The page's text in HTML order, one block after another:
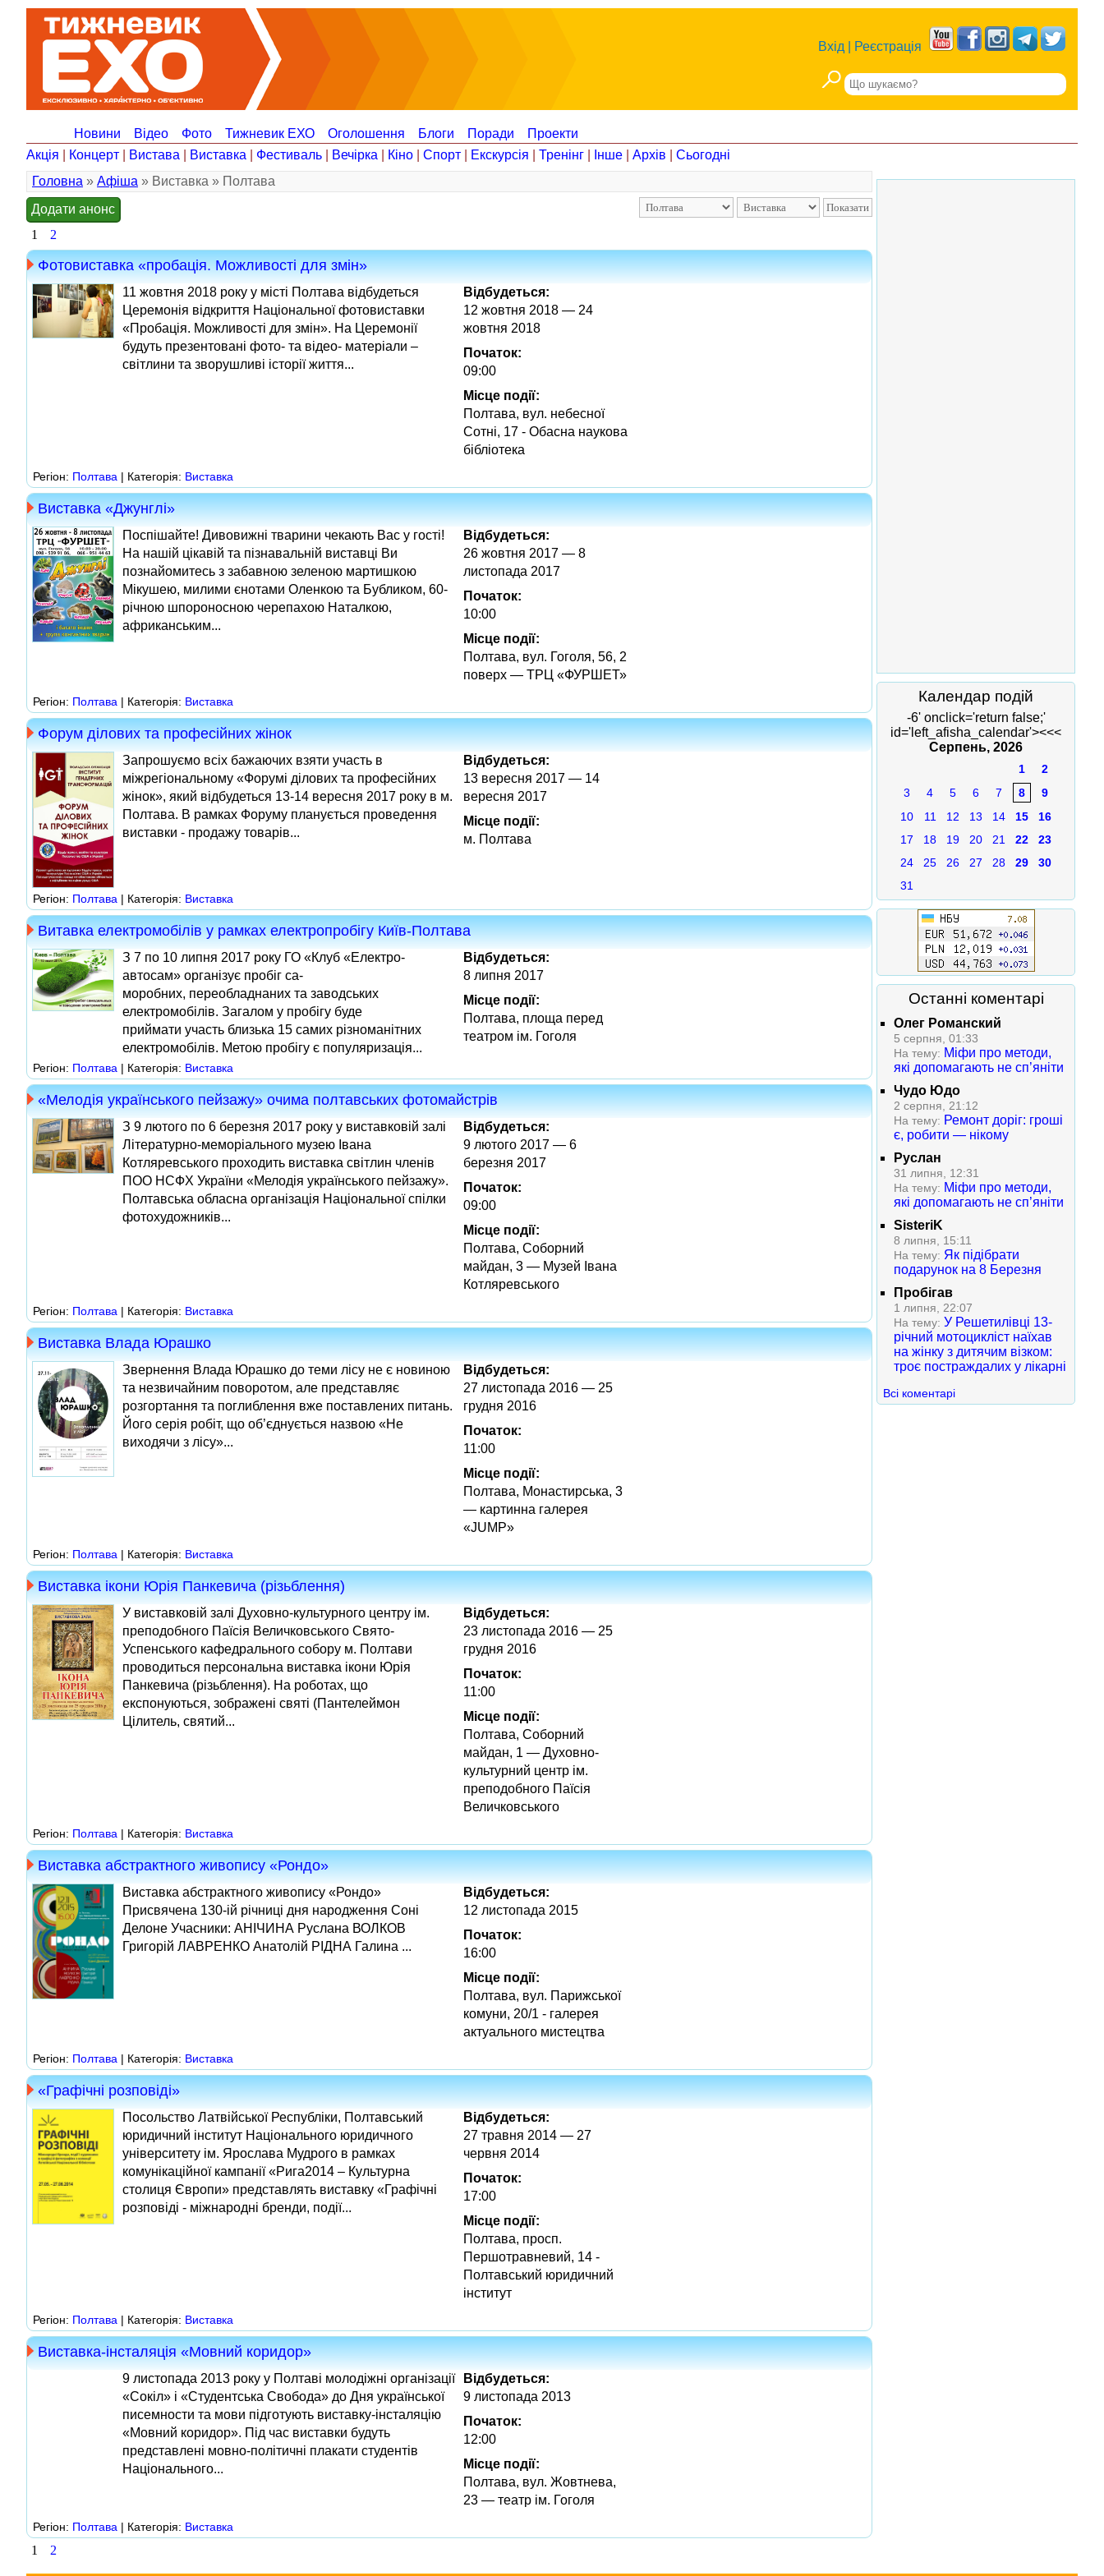
Вхід Реєстрація
Новини Відео Фото Тижневик ЕХО Оголошення Блоги Поради
Проекти
Акція
Концерт Вистава Виставка Фестиваль Вечірка Кіно Спорт Екскурсія Тренінг Інше Архів
Сьогодні
Головна » Афіша » Виставка » Полтава
Додати анонс
1
2
Фотовиставка «пробація. Можливості для змін»
11 жовтня 2018 року у місті Полтава відбудеться
Церемонія відкриття Національної фотовиставки
«Пробація. Можливості для змін». На Церемонії
будуть презентовані фото- та відео- матеріали –
світлини та зворушливі історії життя...
Відбудеться:
12 жовтня 2018 — 24
жовтня 2018
Початок:
09:00
Місце події:
Полтава, вул. небесної
Сотні, 17 - Обасна наукова
бібліотека
Регіон: Полтава | Категорія: Виставка
Виставка «Джунглі»
Поспішайте! Дивовижні тварини чекають Вас у гості!
На нашій цікавій та пізнавальній виставці Ви
познайомитесь з забавною зеленою мартишкою
Мікушею, милими єнотами Оленкою та Бубликом, 60-
річною шпороносною черепахою Наталкою,
африканським...
Відбудеться:
26 жовтня 2017 — 8
листопада 2017
Початок:
10:00
Місце події:
Полтава, вул. Гоголя, 56, 2
поверх — ТРЦ «ФУРШЕТ»
Регіон: Полтава | Категорія: Виставка
Форум ділових та професійних жінок
Запрошуємо всіх бажаючих взяти участь в
міжрегіональному «Форумі ділових та професійних
жінок», який відбудеться 13-14 вересня 2017 року в м.
Полтава. В рамках Форуму планується проведення
виставки - продажу товарів...
Відбудеться:
13 вересня 2017 — 14
вересня 2017
Місце події:
м. Полтава
Регіон: Полтава | Категорія: Виставка
Витавка електромобілів у рамках електропробігу Київ-Полтава
З 7 по 10 липня 2017 року ГО «Клуб «Електро-
автосам» організує пробіг са-
моробних, переобладнаних та заводських
електромобілів. Загалом у пробігу буде
приймати участь близька 15 самих різноманітних
електромобілів. Метою пробігу є популяризація...
Відбудеться:
8 липня 2017
Місце події:
Полтава, площа перед
театром ім. Гоголя
Регіон: Полтава | Категорія: Виставка
«Мелодія українського пейзажу» очима полтавських фотомайстрів
З 9 лютого по 6 березня 2017 року у виставковій залі
Літературно-меморіального музею Івана
Котляревського проходить виставка світлин членів
ПОО НСФХ України «Мелодія українського пейзажу».
Полтавська обласна організація Національної спілки
фотохудожників...
Відбудеться:
9 лютого 2017 — 6
березня 2017
Початок:
09:00
Місце події:
Полтава, Соборний
майдан, 3 — Музей Івана
Котляревського
Регіон: Полтава | Категорія: Виставка
Виставка Влада Юрашко
Звернення Влада Юрашко до теми лісу не є новиною
та незвичайним поворотом, але представляє
розгортання та поглиблення вже поставлених питань.
Його серія робіт, що об’єднується назвою «Не
виходячи з лісу»...
Відбудеться:
27 листопада 2016 — 25
грудня 2016
Початок:
11:00
Місце події:
Полтава, Монастирська, 3
— картинна галерея
«JUMP»
Регіон: Полтава | Категорія: Виставка
Виставка ікони Юрія Панкевича (різьблення)
У виставковій залі Духовно-культурного центру ім.
преподобного Паїсія Величковського Свято-
Успенського кафедрального собору м. Полтави
проводиться персональна виставка ікони Юрія
Панкевича (різьблення). На роботах, що
експонуються, зображені святі (Пантелеймон
Цілитель, святий...
Відбудеться:
23 листопада 2016 — 25
грудня 2016
Початок:
11:00
Місце події:
Полтава, Соборний
майдан, 1 — Духовно-
культурний центр ім.
преподобного Паїсія
Величковського
Регіон: Полтава | Категорія: Виставка
Виставка абстрактного живопису «Рондо»
Виставка абстрактного живопису «Рондо»
Присвячена 130-ій річниці дня народження Соні
Делоне Учасники: АНІЧИНА Руслана ВОЛКОВ
Григорій ЛАВРЕНКО Анатолій РІДНА Галина ...
Відбудеться:
12 листопада 2015
Початок:
16:00
Місце події:
Полтава, вул. Парижської
комуни, 20/1 - галерея
актуального мистецтва
Регіон: Полтава | Категорія: Виставка
«Графічні розповіді»
Посольство Латвійської Республіки, Полтавський
юридичний інститут Національного юридичного
університету ім. Ярослава Мудрого в рамках
комунікаційної кампанії «Рига2014 – Культурна
столиця Європи» представлять виставку «Графічні
розповіді - міжнародні бренди, події...
Відбудеться:
27 травня 2014 — 27
червня 2014
Початок:
17:00
Місце події:
Полтава, просп.
Першотравневий, 14 -
Полтавський юридичний
інститут
Регіон: Полтава | Категорія: Виставка
Виставка-інсталяція «Мовний коридор»
9 листопада 2013 року у Полтаві молодіжні організації
«Сокіл» і «Студентська Свобода» до Дня української
писемности та мови підготують виставку-інсталяцію
«Мовний коридор». Під час виставки будуть
представлені мовно-політичні плакати студентів
Національного...
Відбудеться:
9 листопада 2013
Початок:
12:00
Місце події:
Полтава, вул. Жовтнева,
23 — театр ім. Гоголя
Регіон: Полтава | Категорія: Виставка
1 2
Календар подій
-6' onclick='return false;'
id='left_afisha_calendar'><<<
Серпень, 2026
1
2
3
4 5 6 7 8
9
10
11 12 13 14 15
16
17
18 19 20 21 22
23
24
25 26 27 28 29
30
31
Останні коментарі
Олег Романский
5 серпня, 01:33
На тему: Міфи про методи,
які допомагають не сп’яніти
Чудо Юдо
2 серпня, 21:12
На тему: Ремонт доріг: гроші
є, робити — нікому
Руслан
31 липня, 12:31
На тему: Міфи про методи,
які допомагають не сп’яніти
SisteriK
8 липня, 15:11
На тему: Як підібрати
подарунок на 8 Березня
Пробігав
1 липня, 22:07
На тему: У Решетилівці 13-
річний мотоцикліст наїхав
на жінку з дитячим візком:
троє постраждалих у лікарні
Всі коментарі